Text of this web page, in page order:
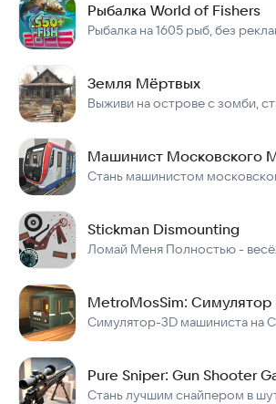
Рыбалка World of Fishers
Земля Мёртвых
Stickman Dismounting